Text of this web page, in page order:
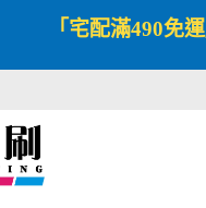
「宅配滿490免運